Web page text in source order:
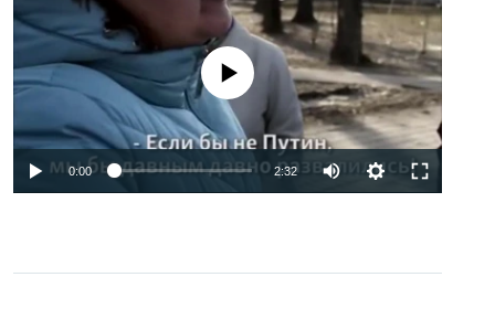
No media source currently available
0:00 2:32